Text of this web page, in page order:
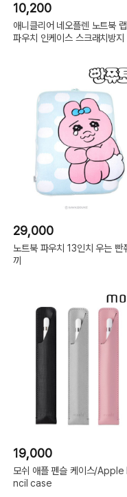
10,200
애니클리어 네오플렌 노트북
파우치 인케이스 스크래치방지
29,000
노트북 파우치 13인치 우는 빤
끼
19,000
모쉬 애플 펜슬 케이스/Apple
ncil case